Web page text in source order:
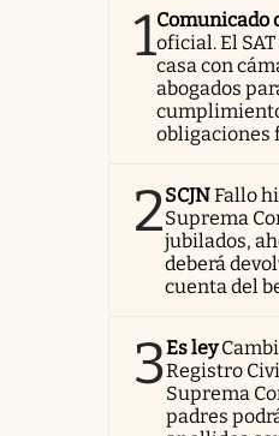
1Comunicado
oficial. El
casa con
abogados
obligaciones
2SCJNFallo
Suprema
jubilados,
deberá
cuenta del
3Es ley
Registro
Suprema
padres